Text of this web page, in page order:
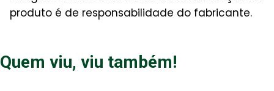
produto é de responsabilidade do fabricante.
Quem viu, viu também!